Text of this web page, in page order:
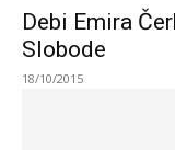
Debi Emira
Slobode
18/10/2015